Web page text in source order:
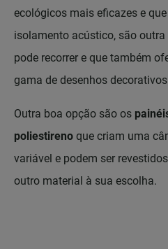
ecológicos mais eficazes e
isolamento acústico, são
pode recorrer e que também
gama de desenhos
Outra boa opção são os
poliestireno que criam uma
variável e podem ser
outro material à sua escolha.